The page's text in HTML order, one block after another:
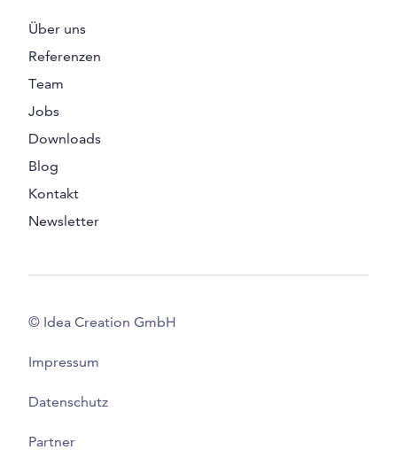
Über uns
Referenzen
Team
Jobs
Downloads
Blog
Kontakt
Newsletter
© Idea Creation GmbH
Impressum
Datenschutz
Partner